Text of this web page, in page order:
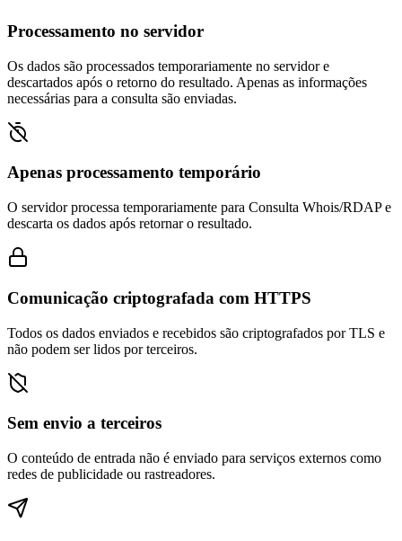
Processamento no servidor
Os dados são processados temporariamente no servidor e
descartados após o retorno do resultado. Apenas as informações
necessárias para a consulta são enviadas.
Apenas processamento temporário
O servidor processa temporariamente para Consulta Whois/RDAP e
descarta os dados após retornar o resultado.
Comunicação criptografada com HTTPS
Todos os dados enviados e recebidos são criptografados por TLS e
não podem ser lidos por terceiros.
Sem envio a terceiros
O conteúdo de entrada não é enviado para serviços externos como
redes de publicidade ou rastreadores.